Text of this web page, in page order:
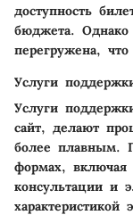
доступность
бюджета.
перегружена,
Услуги
Услуги
сайт, делают
более плавным.
формах, включая
консультации и
характеристикой